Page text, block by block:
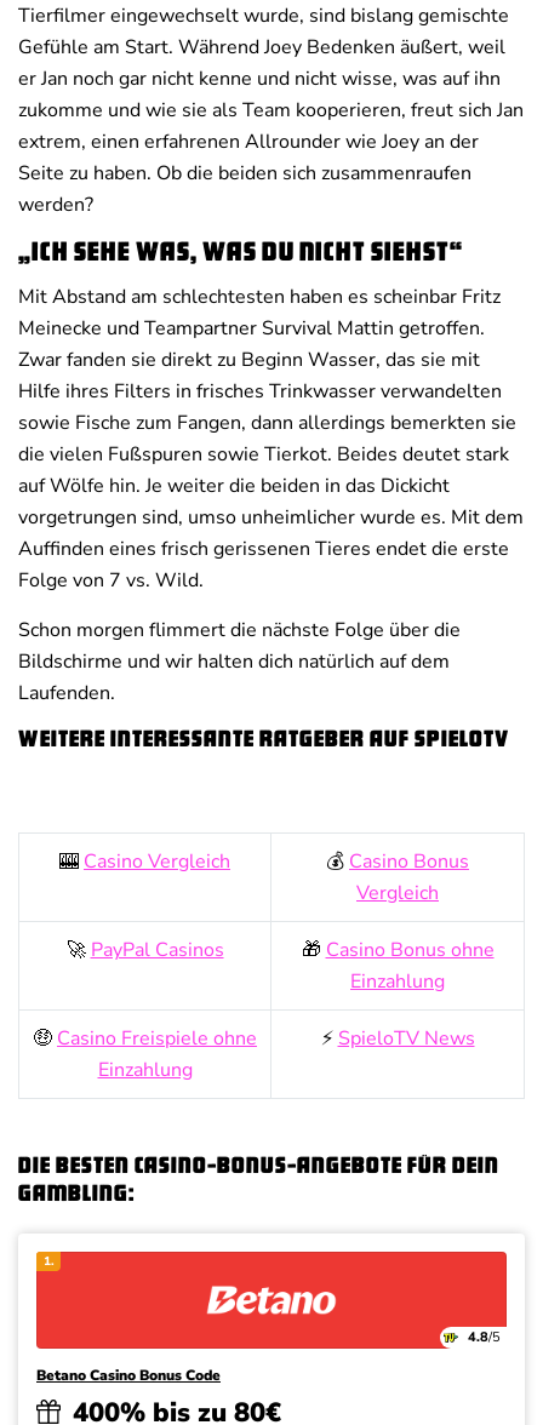
Tierfilmer eingewechselt wurde, sind bislang gemischte
Gefühle am Start. Während Joey Bedenken äußert, weil
er Jan noch gar nicht kenne und nicht wisse, was auf ihn
zukomme und wie sie als Team kooperieren, freut sich Jan
extrem, einen erfahrenen Allrounder wie Joey an der
Seite zu haben. Ob die beiden sich zusammenraufen
werden?
„Ich sehe was, was du nicht siehst“
Mit Abstand am schlechtesten haben es scheinbar Fritz
Meinecke und Teampartner Survival Mattin getroffen.
Zwar fanden sie direkt zu Beginn Wasser, das sie mit
Hilfe ihres Filters in frisches Trinkwasser verwandelten
sowie Fische zum Fangen, dann allerdings bemerkten sie
die vielen Fußspuren sowie Tierkot. Beides deutet stark
auf Wölfe hin. Je weiter die beiden in das Dickicht
vorgetrungen sind, umso unheimlicher wurde es. Mit dem
Auffinden eines frisch gerissenen Tieres endet die erste
Folge von 7 vs. Wild.
Schon morgen flimmert die nächste Folge über die
Bildschirme und wir halten dich natürlich auf dem
Laufenden.
Weitere interessante Ratgeber auf SpieloTV
🎰 Casino Vergleich 💰 Casino Bonus
Vergleich
🚀 PayPal Casinos 🎁 Casino Bonus ohne
Einzahlung
🤑 Casino Freispiele ohne
Einzahlung
⚡ SpieloTV News
Die besten Casino-Bonus-Angebote für dein
Gambling:
1.
4.8/5
Betano Casino Bonus Code
400% bis zu 80€